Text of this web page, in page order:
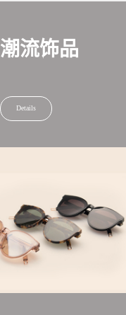
潮流饰品
Details